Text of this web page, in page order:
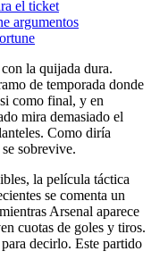
el ticket
argumentos
la quijada dura.
de temporada donde
como final, y en
mira demasiado el
Como diría
sobrevive.
la película táctica
se comenta un
Arsenal aparece
cuotas de goles y tiros.
decirlo. Este partido